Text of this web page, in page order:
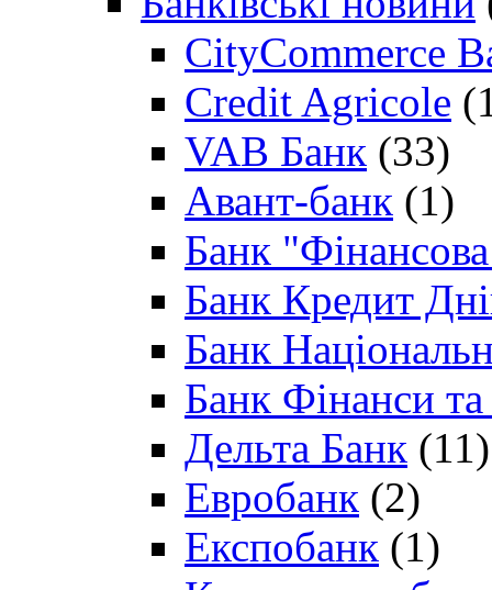
CityCommerce
Credit Agricole
VAB Банк (33)
Авант-банк (1)
Банк "Фінансова
Банк Кредит
Банк
Банк Фінанси
Дельта Банк (11)
Евробанк (2)
Експобанк (1)